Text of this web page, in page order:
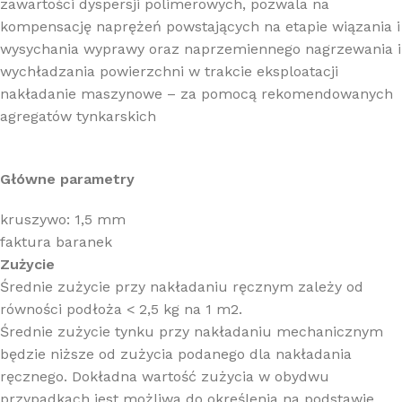
zawartości dyspersji polimerowych, pozwala na
kompensację naprężeń powstających na etapie wiązania i
wysychania wyprawy oraz naprzemiennego nagrzewania i
wychładzania powierzchni w trakcie eksploatacji
nakładanie maszynowe – za pomocą rekomendowanych
agregatów tynkarskich
Główne parametry
kruszywo: 1,5 mm
faktura baranek
Zużycie
Średnie zużycie przy nakładaniu ręcznym zależy od
równości podłoża < 2,5 kg na 1 m2.
Średnie zużycie tynku przy nakładaniu mechanicznym
będzie niższe od zużycia podanego dla nakładania
ręcznego. Dokładna wartość zużycia w obydwu